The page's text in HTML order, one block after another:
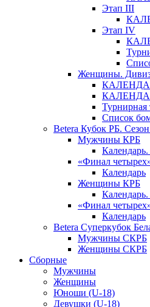
Этап III
Этап IV
Женщины.
Турнирная
Список
Betera Кубок РБ.
Мужчины КРБ
«Финал
Календарь
Женщины КРБ
«Финал
Календарь
Betera Суперкубок
Мужчины СКРБ
Женщины СКРБ
Сборные
Мужчины
Женщины
Юноши (U-18)
Девушки (U-18)